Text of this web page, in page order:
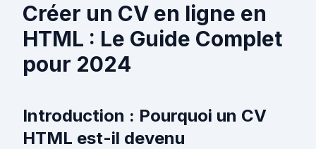
Créer un CV en ligne en
HTML : Le Guide Complet
pour 2024
Introduction : Pourquoi un CV
HTML est-il devenu